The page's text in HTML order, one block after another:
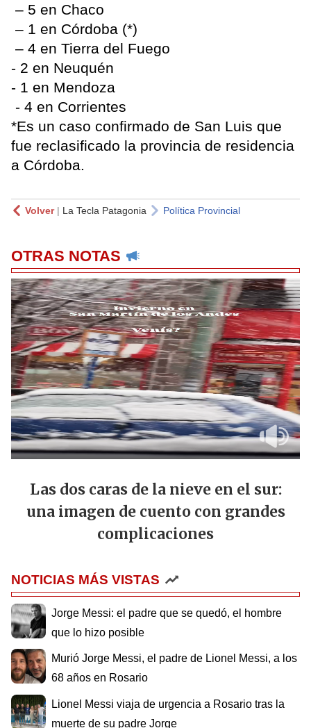
– 5 en Chaco
– 1 en Córdoba (*)
– 4 en Tierra del Fuego
- 2 en Neuquén
- 1 en Mendoza
- 4 en Corrientes
*Es un caso confirmado de San Luis que
fue reclasificado la provincia de residencia
a Córdoba.
Volver| La Tecla Patagonia Política Provincial
OTRAS NOTAS
Las dos caras de la nieve en el sur:
una imagen de cuento con grandes
complicaciones
NOTICIAS MÁS VISTAS
Jorge Messi: el padre que se quedó, el hombre
que lo hizo posible
Murió Jorge Messi, el padre de Lionel Messi, a los
68 años en Rosario
Lionel Messi viaja de urgencia a Rosario tras la
muerte de su padre Jorge